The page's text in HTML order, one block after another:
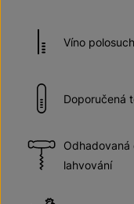
Víno
Doporučená
lahvování